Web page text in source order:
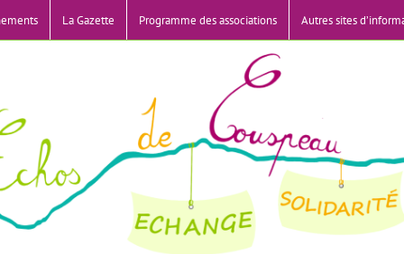
La Gazette Programme des associations Autres sites